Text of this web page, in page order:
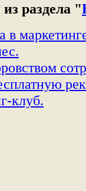
раздела "
в
клуб.